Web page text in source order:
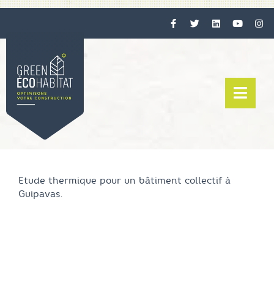
Etude thermique pour un bâtiment collectif à
Guipavas.